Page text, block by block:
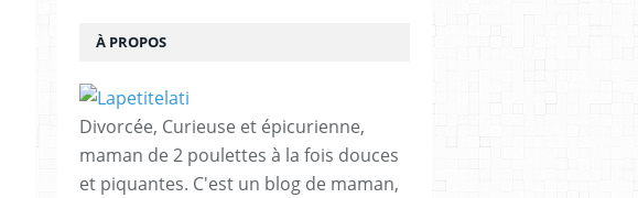
À PROPOS
Divorcée, Curieuse et épicurienne,
maman de 2 poulettes à la fois douces
et piquantes. C'est un blog de maman,